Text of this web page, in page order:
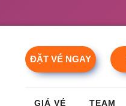
ĐẶT VÉ NGAY
GIÁ VÉ
TEAM